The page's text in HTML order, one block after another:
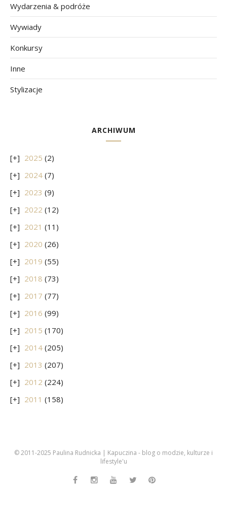
Wydarzenia & podróże
Wywiady
Konkursy
Inne
Stylizacje
ARCHIWUM
2025 (2)
2024 (7)
2023 (9)
2022 (12)
2021 (11)
2020 (26)
2019 (55)
2018 (73)
2017 (77)
2016 (99)
2015 (170)
2014 (205)
2013 (207)
2012 (224)
2011 (158)
© 2011-2025 Paulina Rudnicka | Kapuczina - blog o modzie, kulturze i
lifestyle'u